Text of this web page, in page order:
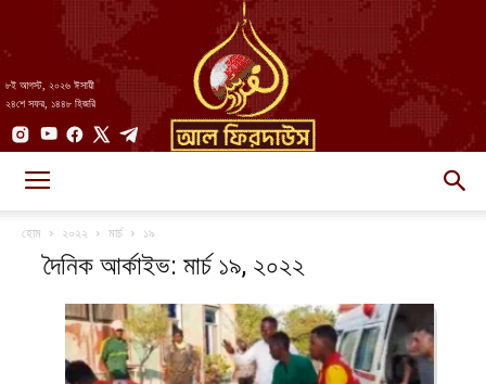
৮ই আগস্ট, ২০২৬ ঈসায়ী
২৪শে সফর, ১৪৪৮ হিজরি
হোম ২০২২ মার্চ ১৯
দৈনিক আর্কাইভ: মার্চ ১৯, ২০২২